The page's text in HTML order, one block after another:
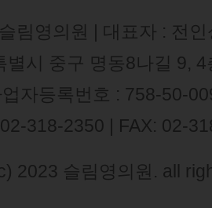
슬림영의원 | 대표자 : 전인
별시 중구 명동8나길 9,
업자등록번호 : 758-50-
318-2350 | FAX: 02-
2023 슬림영의원. all